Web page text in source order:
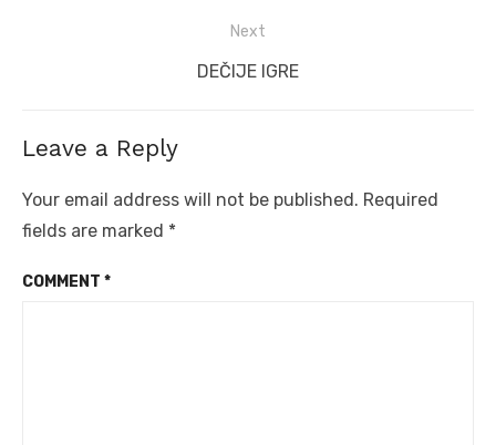
Next
Next
DEČIJE IGRE
Leave a Reply
Your email address will not be published. Required
fields are marked *
COMMENT *